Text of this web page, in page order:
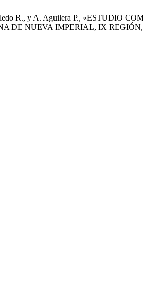
R., y A. Aguilera P., «ESTUDIO
DE NUEVA IMPERIAL, IX